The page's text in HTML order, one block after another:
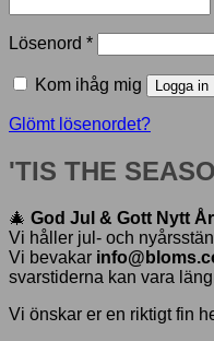
Lösenord *Obligatoriskt
Kom ihåg mig Logga in
Glömt lösenordet?
'TIS THE
🎄 God Jul & Gott Nytt
Vi håller jul- och
Vi bevakar
svarstiderna kan vara
Vi önskar er en riktigt fin